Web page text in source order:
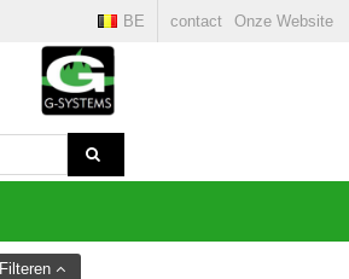
contact Onze Website
BE
Filteren